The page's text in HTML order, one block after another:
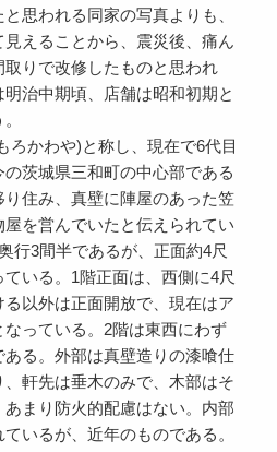
思われる同家の写真よりも、
えることから、震災後、痛ん
りで改修したものと思われ
治中期頃、店舗は昭和初期と
ろかわや)と称し、現在で6代目
茨城県三和町の中心部である
住み、真壁に陣屋のあった笠
を営んでいたと伝えられてい
行3間半であるが、正面約4尺
いる。1階正面は、西側に4尺
以外は正面開放で、現在はア
っている。2階は東西にわず
る。外部は真壁造りの漆喰仕
、軒先は垂木のみで、木部はそ
まり防火的配慮はない。内部
いるが、近年のものである。